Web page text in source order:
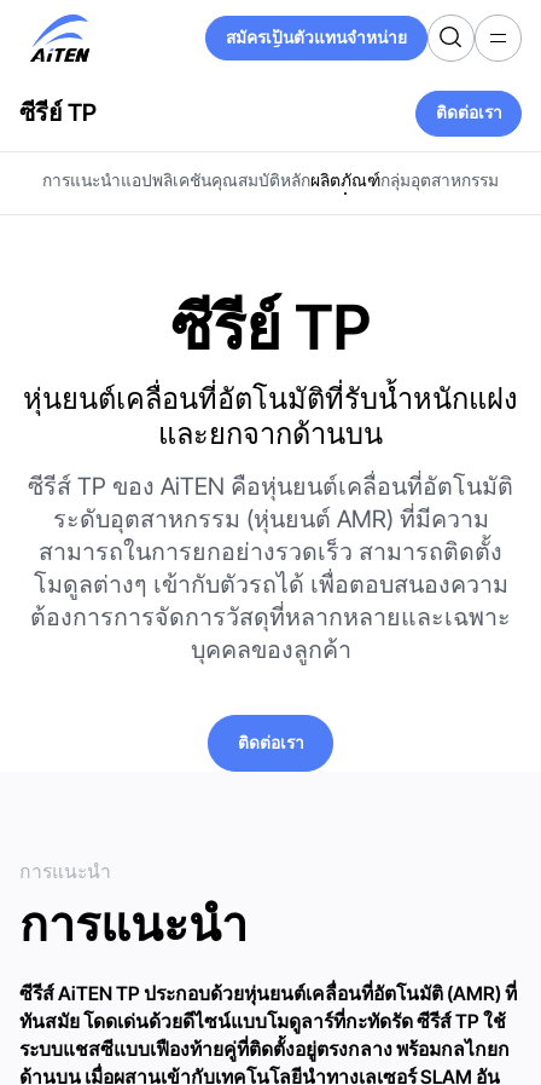
เนื้อหา
หลัก
สมัครเป็นตัวแทนจำหน่าย
สมัครเป็นตัวแทนจำหน่าย
ซีรีย์ TP
ติดต่อเรา
ติดต่อเรา
การแนะนำแอปพลิเคชันคุณสมบัติหลักผลิตภัณฑ์กลุ่มอุตสาหกรรม
ซีรีย์ TP
หุ่นยนต์เคลื่อนที่อัตโนมัติที่รับน้ำหนักแฝง
และยกจากด้านบน
ซีรีส์ TP ของ AiTEN คือหุ่นยนต์เคลื่อนที่อัตโนมัติ
ระดับอุตสาหกรรม (หุ่นยนต์ AMR) ที่มีความ
สามารถในการยกอย่างรวดเร็ว สามารถติดตั้ง
โมดูลต่างๆ เข้ากับตัวรถได้ เพื่อตอบสนองความ
ต้องการการจัดการวัสดุที่หลากหลายและเฉพาะ
บุคคลของลูกค้า
ติดต่อเรา
การแนะนำ
การแนะนำ
ซีรีส์ AiTEN TP ประกอบด้วยหุ่นยนต์เคลื่อนที่อัตโนมัติ (AMR) ที่
ทันสมัย โดดเด่นด้วยดีไซน์แบบโมดูลาร์ที่กะทัดรัด ซีรีส์ TP ใช้
ระบบแชสซีแบบเฟืองท้ายคู่ที่ติดตั้งอยู่ตรงกลาง พร้อมกลไกยก
ด้านบน เมื่อผสานเข้ากับเทคโนโลยีนำทางเลเซอร์ SLAM อัน